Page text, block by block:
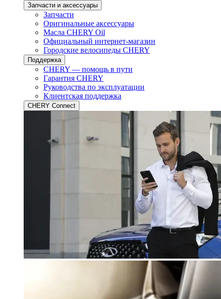
Запчасти и аксессуары
Запчасти
Оригинальные аксессуары
Масла CHERY Oil
Официальный интернет-магазин
Городские велосипеды CHERY
Поддержка
CHERY — помощь в пути
Гарантия CHERY
Руководства по эксплуатации
Клиентская поддержка
CHERY Connect